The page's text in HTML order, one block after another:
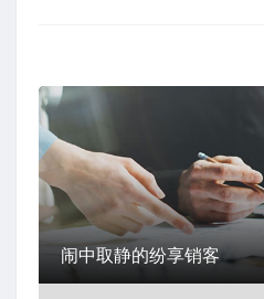
闹中取静的纷享销客